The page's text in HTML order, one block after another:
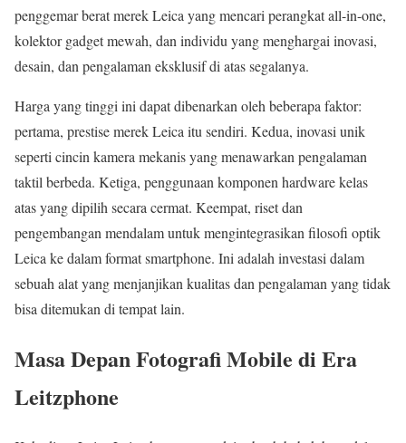
penggemar berat merek Leica yang mencari perangkat all-in-one,
kolektor gadget mewah, dan individu yang menghargai inovasi,
desain, dan pengalaman eksklusif di atas segalanya.
Harga yang tinggi ini dapat dibenarkan oleh beberapa faktor:
pertama, prestise merek Leica itu sendiri. Kedua, inovasi unik
seperti cincin kamera mekanis yang menawarkan pengalaman
taktil berbeda. Ketiga, penggunaan komponen hardware kelas
atas yang dipilih secara cermat. Keempat, riset dan
pengembangan mendalam untuk mengintegrasikan filosofi optik
Leica ke dalam format smartphone. Ini adalah investasi dalam
sebuah alat yang menjanjikan kualitas dan pengalaman yang tidak
bisa ditemukan di tempat lain.
Masa Depan Fotografi Mobile di Era
Leitzphone